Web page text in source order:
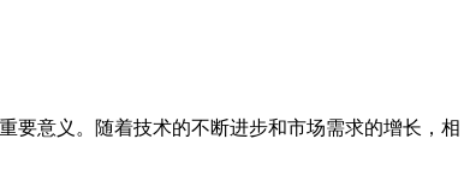
要意义。随着技术的不断进步和市场需求的增长，相